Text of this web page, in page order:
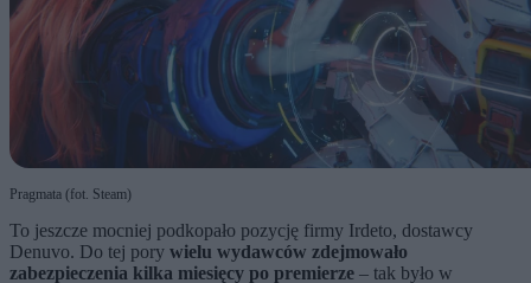
Pragmata (fot. Steam)
To jeszcze mocniej podkopało pozycję firmy Irdeto, dostawcy
Denuvo. Do tej pory wielu wydawców zdejmowało
zabezpieczenia kilka miesięcy po premierze – tak było w